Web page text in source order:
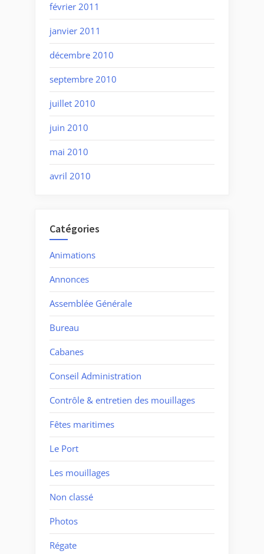
février 2011
janvier 2011
décembre 2010
septembre 2010
juillet 2010
juin 2010
mai 2010
avril 2010
Catégories
Animations
Annonces
Assemblée Générale
Bureau
Cabanes
Conseil Administration
Contrôle & entretien des mouillages
Fêtes maritimes
Le Port
Les mouillages
Non classé
Photos
Régate